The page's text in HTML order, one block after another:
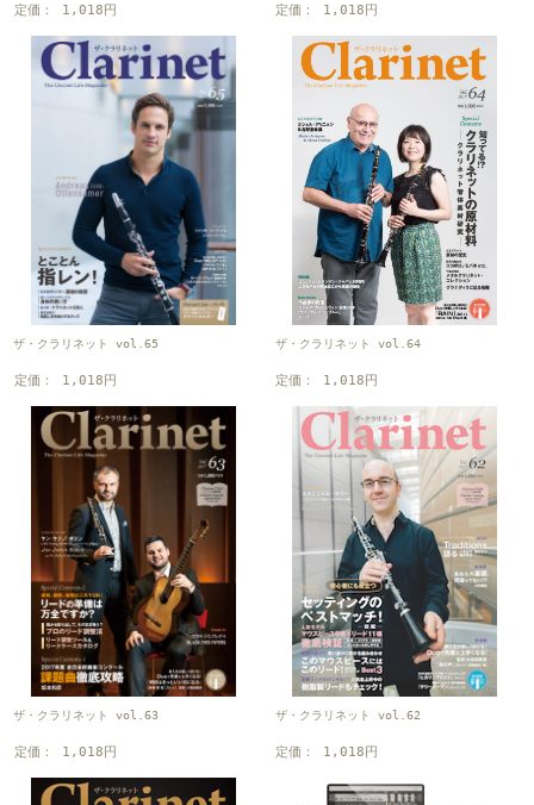
定価： 1,018円 定価： 1,018円
ザ・クラリネット vol.65
定価： 1,018円
ザ・クラリネット vol.64
定価： 1,018円
ザ・クラリネット vol.63
定価： 1,018円
ザ・クラリネット vol.62
定価： 1,018円